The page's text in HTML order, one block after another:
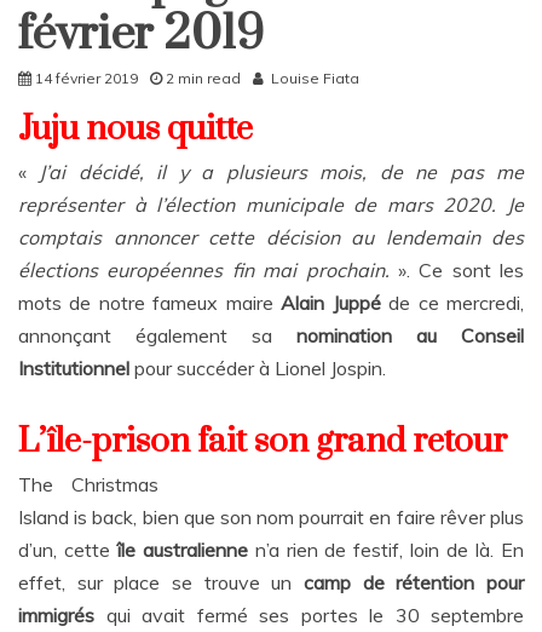
Rattrapages
Rattrapages
février 2019
14 février 2019 2 min read Louise Fiata
Juju nous quitte
« J’ai décidé, il y a plusieurs mois, de ne pas me
représenter à l’élection municipale de mars 2020. Je
comptais annoncer cette décision au lendemain des
élections européennes fin mai prochain. ». Ce sont les
mots de notre fameux maireAlain Juppéde ce mercredi,
annonçant également sa nomination au Conseil
Institutionnel pour succéder à Lionel Jospin.
L’île-prison fait son grand retour
The Christmas
Island is back, bien que son nom pourrait en faire rêver plus
d’un, cette île australiennen’a rien de festif, loin de là. En
effet, sur place se trouve un camp de rétention pour
immigrés qui avait fermé ses portes le 30 septembre